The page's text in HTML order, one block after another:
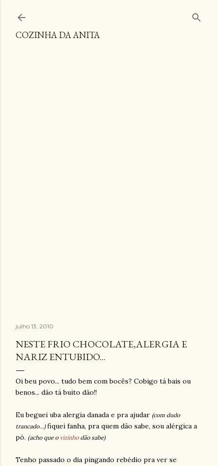
COZINHA DA ANITA
julho 13, 2010
NESTE FRIO CHOCOLATE,ALERGIA E
NARIZ ENTUBIDO...
Oi beu povo... tudo bem com bocês? Cobigo tá bais ou
benos... dão tá buito dão!!
Eu beguei uba alergia danada e pra ajudar (com dudo
trancado...)fiquei fanha, pra quem dão sabe, sou alérgica a
pó. (acho que o vizinhodão sabe)
Tenho passado o dia pingando rebédio pra ver se